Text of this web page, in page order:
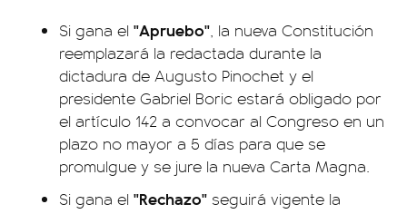
Si gana el "Apruebo", la nueva Constitución
reemplazará la redactada durante la
dictadura de Augusto Pinochet y el
presidente Gabriel Boric estará obligado por
el artículo 142 a convocar al Congreso en un
plazo no mayor a 5 días para que se
promulgue y se jure la nueva Carta Magna.
Si gana el "Rechazo" seguirá vigente la